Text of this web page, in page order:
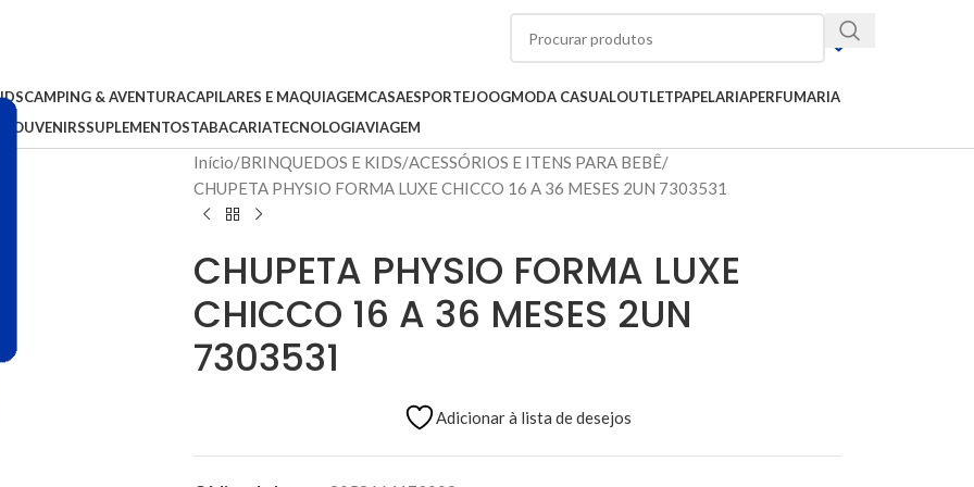
CAMPING & AVENTURACAPILARES E MAQUIAGEMCASAESPORTEJOOGMODA CASUALOUTLETPAPELARIAPERFUMARIA
SOUVENIRSSUPLEMENTOSTABACARIATECNOLOGIAVIAGEM
Início BRINQUEDOS E KIDS ACESSÓRIOS E ITENS PARA BEBÊ
CHUPETA PHYSIO FORMA LUXE CHICCO 16 A 36 MESES 2UN 7303531
CHUPETA PHYSIO FORMA LUXE
CHICCO 16 A 36 MESES 2UN
7303531
Adicionar à lista de desejos